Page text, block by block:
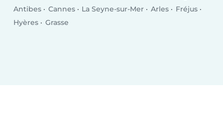
Antibes
Cannes La Seyne-sur-Mer Arles
Fréjus
Hyères
Grasse